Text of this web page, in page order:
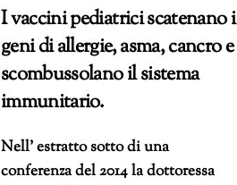
I vaccini pediatrici scatenano i
geni di allergie, asma, cancro e
scombussolano il sistema
immunitario.
Nell’ estratto sotto di una
conferenza del 2014 la dottoressa